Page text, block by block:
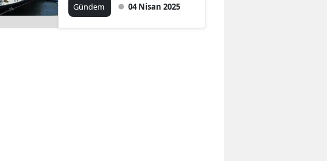
Gündem 04 Nisan 2025